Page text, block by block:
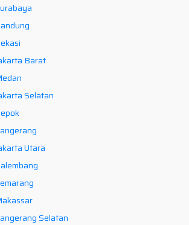
Barat
Selatan
Utara
Selatan